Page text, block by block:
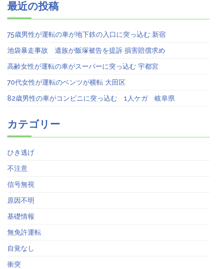
最近の投稿
75歳男性が運転の車が地下鉄の入口に突っ込む 新宿
池袋暴走事故 遺族が飯塚被告を提訴 損害賠償求め
高齢女性が運転の車がスーパーに突っ込む 宇都宮
70代女性が運転のベンツが横転 大田区
82歳男性の車がコンビニに突っ込む 1人ケガ 岐阜県
カテゴリー
ひき逃げ
不注意
信号無視
原因不明
基礎情報
無免許運転
自覚なし
衝突